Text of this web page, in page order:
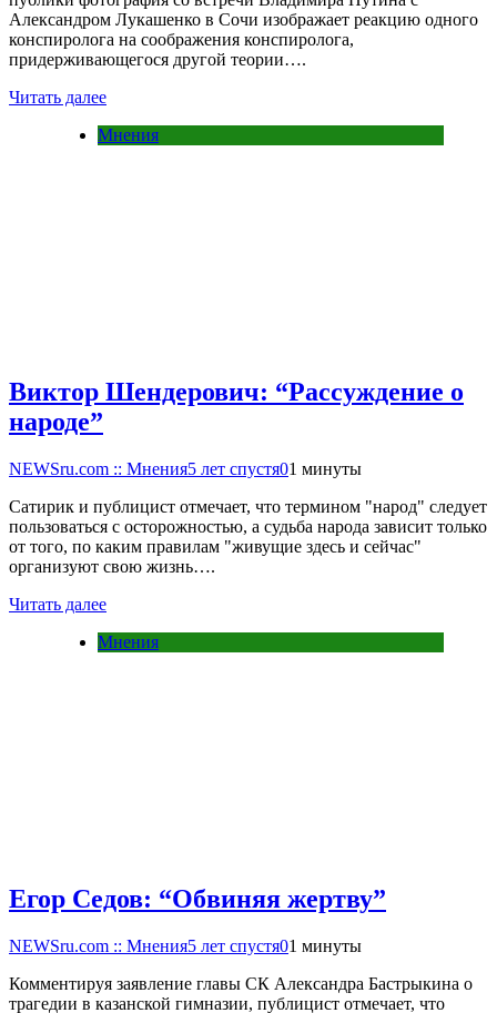
Александром Лукашенко в Сочи изображает реакцию одного
конспиролога на соображения конспиролога,
придерживающегося другой теории….
Читать далее
Мнения
Виктор Шендерович: “Рассуждение о
народе”
NEWSru.com :: Мнения5 лет спустя01 минуты
Сатирик и публицист отмечает, что термином "народ" следует
пользоваться с осторожностью, а судьба народа зависит только
от того, по каким правилам "живущие здесь и сейчас"
организуют свою жизнь….
Читать далее
Мнения
Егор Седов: “Обвиняя жертву”
NEWSru.com :: Мнения5 лет спустя01 минуты
Комментируя заявление главы СК Александра Бастрыкина о
трагедии в казанской гимназии, публицист отмечает, что